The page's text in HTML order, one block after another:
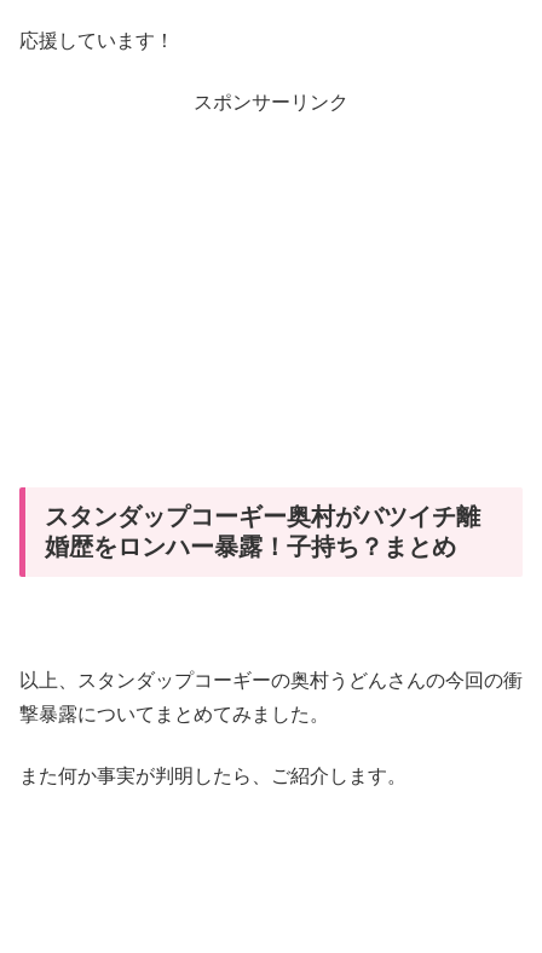
応援しています！
スポンサーリンク
スタンダップコーギー奥村がバツイチ離
婚歴をロンハー暴露！子持ち？まとめ
以上、スタンダップコーギーの奥村うどんさんの今回の衝
撃暴露についてまとめてみました。
また何か事実が判明したら、ご紹介します。